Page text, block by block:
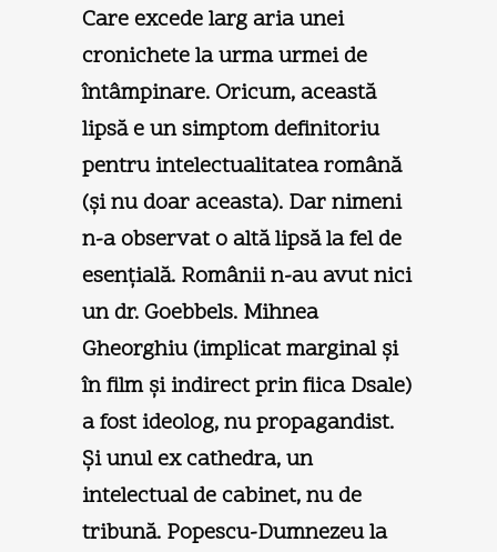
Care excede larg aria unei
cronichete la urma urmei de
întâmpinare. Oricum, această
lipsă e un simptom definitoriu
pentru intelectualitatea română
(şi nu doar aceasta). Dar nimeni
n-a observat o altă lipsă la fel de
esențială. Românii n-au avut nici
un dr. Goebbels. Mihnea
Gheorghiu (implicat marginal şi
în film şi indirect prin fiica Dsale)
a fost ideolog, nu propagandist.
Şi unul ex cathedra, un
intelectual de cabinet, nu de
tribună. Popescu-Dumnezeu la